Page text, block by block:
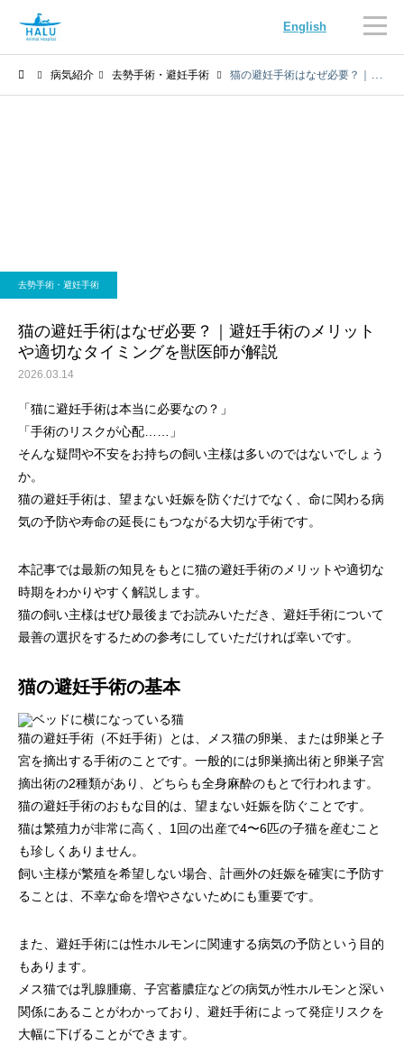
English
画像診断科
病気紹介 去勢手術・避妊手術 猫の避妊手術はなぜ必要？｜避妊手術のメリットや適切なタイミングを獣医師が解説
去勢手術・避妊手術
猫の避妊手術はなぜ必要？｜避妊手術のメリット
や適切なタイミングを獣医師が解説
2026.03.14
「猫に避妊手術は本当に必要なの？」
「手術のリスクが心配……」
そんな疑問や不安をお持ちの飼い主様は多いのではないでしょう
か。
猫の避妊手術は、望まない妊娠を防ぐだけでなく、命に関わる病
気の予防や寿命の延長にもつながる大切な手術です。
本記事では最新の知見をもとに猫の避妊手術のメリットや適切な
時期をわかりやすく解説します。
猫の飼い主様はぜひ最後までお読みいただき、避妊手術について
最善の選択をするための参考にしていただければ幸いです。
猫の避妊手術の基本
猫の避妊手術（不妊手術）とは、メス猫の卵巣、または卵巣と子
宮を摘出する手術のことです。一般的には卵巣摘出術と卵巣子宮
摘出術の2種類があり、どちらも全身麻酔のもとで行われます。
猫の避妊手術のおもな目的は、望まない妊娠を防ぐことです。
猫は繁殖力が非常に高く、1回の出産で4〜6匹の子猫を産むこと
も珍しくありません。
飼い主様が繁殖を希望しない場合、計画外の妊娠を確実に予防す
ることは、不幸な命を増やさないためにも重要です。
また、避妊手術には性ホルモンに関連する病気の予防という目的
もあります。
メス猫では乳腺腫瘍、子宮蓄膿症などの病気が性ホルモンと深い
関係にあることがわかっており、避妊手術によって発症リスクを
大幅に下げることができます。